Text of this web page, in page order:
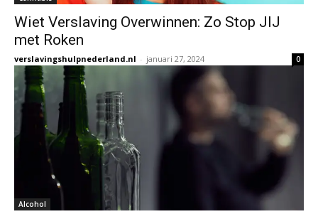
Wiet Verslaving Overwinnen: Zo Stop JIJ
met Roken
verslavingshulpnederland.nl - januari 27, 2024 0
Alcohol